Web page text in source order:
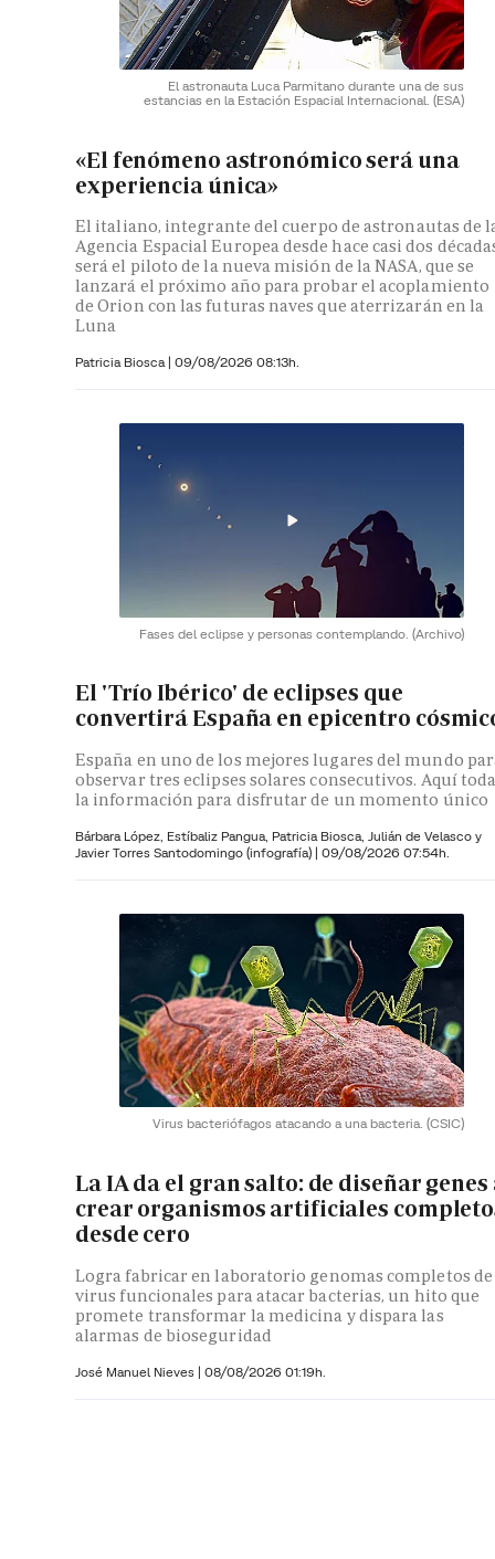
El astronauta Luca Parmitano durante una de sus
estancias en la Estación Espacial Internacional. (ESA)
«El fenómeno astronómico será una
experiencia única»
El italiano, integrante del cuerpo de astronautas de
Agencia Espacial Europea desde hace casi dos
será el piloto de la nueva misión de la NASA, que se
lanzará el próximo año para probar el acoplamiento
de Orion con las futuras naves que aterrizarán en la
Luna
Patricia Biosca | 09/08/2026 08:13h.
Fases del eclipse y personas contemplando. (Archivo)
El 'Trío Ibérico' de eclipses que
convertirá España en epicentro
España en uno de los mejores lugares del mundo
observar tres eclipses solares consecutivos. Aquí
la información para disfrutar de un momento único
Bárbara López, Estíbaliz Pangua, Patricia Biosca, Julián de Velasco y
Javier Torres Santodomingo (infografía) | 09/08/2026 07:54h.
Virus bacteriófagos atacando a una bacteria. (CSIC)
La IA da el gran salto: de diseñar genes
crear organismos artificiales
desde cero
Logra fabricar en laboratorio genomas completos de
virus funcionales para atacar bacterias, un hito que
promete transformar la medicina y dispara las
alarmas de bioseguridad
José Manuel Nieves | 08/08/2026 01:19h.